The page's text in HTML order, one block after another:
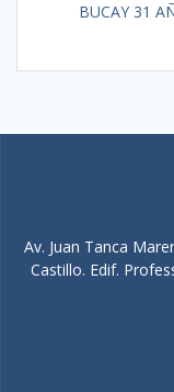
BUCAY 31
Av. Juan Tanca
Castillo. Edif.